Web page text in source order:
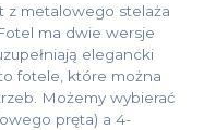
z metalowego stelaża
ma dwie wersje
elegancki
fotele, które można
Możemy wybierać
pręta) a 4-